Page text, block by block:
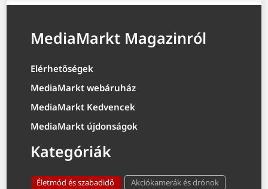
MediaMarkt Magazinról
Elérhetőségek
MediaMarkt webáruház
MediaMarkt Kedvencek
MediaMarkt újdonságok
Kategóriák
Életmód és szabadidő
Akciókamerák és drónok